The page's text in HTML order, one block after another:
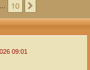
10
09:01